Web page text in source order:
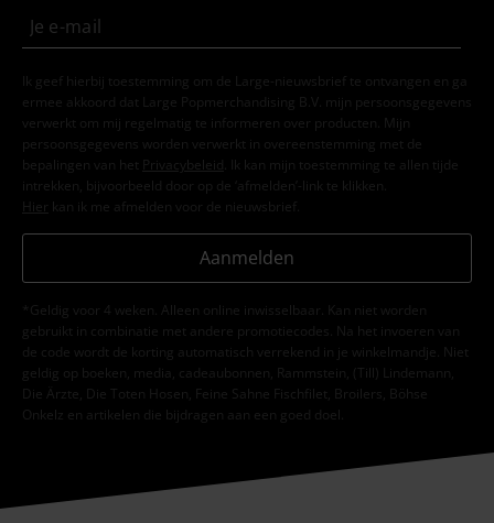
Ik geef hierbij toestemming om de Large-nieuwsbrief te ontvangen en ga
ermee akkoord dat Large Popmerchandising B.V. mijn persoonsgegevens
verwerkt om mij regelmatig te informeren over producten. Mijn
persoonsgegevens worden verwerkt in overeenstemming met de
bepalingen van het
Privacybeleid . Ik kan mijn toestemming te allen tijde
intrekken, bijvoorbeeld door op de ‘afmelden’-link te klikken.
Hier kan ik me afmelden voor de nieuwsbrief.
Aanmelden
*Geldig voor 4 weken. Alleen online inwisselbaar. Kan niet worden
gebruikt in combinatie met andere promotiecodes. Na het invoeren van
de code wordt de korting automatisch verrekend in je winkelmandje. Niet
geldig op boeken, media, cadeaubonnen, Rammstein, (Till) Lindemann,
Die Ärzte, Die Toten Hosen, Feine Sahne Fischfilet, Broilers, Böhse
Onkelz en artikelen die bijdragen aan een goed doel.